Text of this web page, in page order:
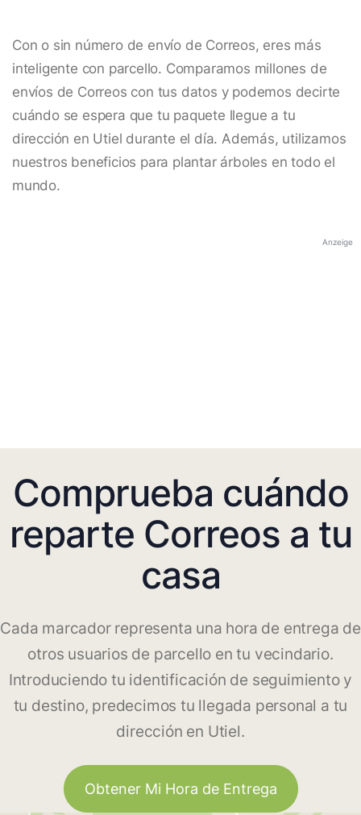
Con o sin número de envío de Correos, eres más
inteligente con parcello. Comparamos millones de
envíos de Correos con tus datos y podemos decirte
cuándo se espera que tu paquete llegue a tu
dirección en Utiel durante el día. Además, utilizamos
nuestros beneficios para plantar árboles en todo el
mundo.
Anzeige
Comprueba cuándo
reparte Correos a tu
casa
Cada marcador representa una hora de entrega de
otros usuarios de parcello en tu vecindario.
Introduciendo tu identificación de seguimiento y
tu destino, predecimos tu llegada personal a tu
dirección en Utiel.
Obtener Mi Hora de Entrega